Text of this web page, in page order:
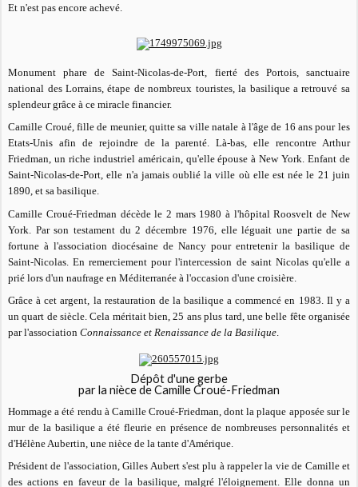
Et n'est pas encore achevé.
Monument phare de Saint-Nicolas-de-Port, fierté des Portois, sanctuaire
national des Lorrains, étape de nombreux touristes, la basilique a retrouvé sa
splendeur grâce à ce miracle financier.
Camille Croué, fille de meunier, quitte sa ville natale à l'âge de 16 ans pour les
Etats-Unis afin de rejoindre de la parenté. Là-bas, elle rencontre Arthur
Friedman, un riche industriel américain, qu'elle épouse à New York. Enfant de
Saint-Nicolas-de-Port, elle n'a jamais oublié la ville où elle est née le 21 juin
1890, et sa basilique.
Camille Croué-Friedman décède le 2 mars 1980 à l'hôpital Roosvelt de New
York. Par son testament du 2 décembre 1976, elle léguait une partie de sa
fortune à l'association diocésaine de Nancy pour entretenir la basilique de
Saint-Nicolas. En remerciement pour l'intercession de saint Nicolas qu'elle a
prié lors d'un naufrage en Méditerranée à l'occasion d'une croisière.
Grâce à cet argent, la restauration de la basilique a commencé en 1983. Il y a
un quart de siècle. Cela méritait bien, 25 ans plus tard, une belle fête organisée
par l'associationConnaissance et Renaissance de la Basilique
Dépôt d'une gerbe
par la nièce de Camille Croué-Friedman
Hommage a été rendu à Camille Croué-Friedman, dont la plaque apposée sur le
mur de la basilique a été fleurie en présence de nombreuses personnalités et
d'Hélène Aubertin, une nièce de la tante d'Amérique.
Président de l'association, Gilles Aubert s'est plu à rappeler la vie de Camille et
des actions en faveur de la basilique, malgré l'éloignement. Elle donna un